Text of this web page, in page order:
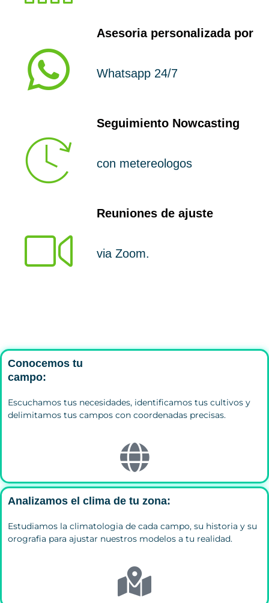
Asesoria personalizada por
Whatsapp 24/7
Seguimiento Nowcasting
con metereologos
Reuniones de ajuste
via Zoom.
Conocemos tu
campo:
Escuchamos tus necesidades, identificamos tus cultivos y
delimitamos tus campos con coordenadas precisas.
Analizamos el clima de tu zona:
Estudiamos la climatologia de cada campo, su historia y su
orografia para ajustar nuestros modelos a tu realidad.